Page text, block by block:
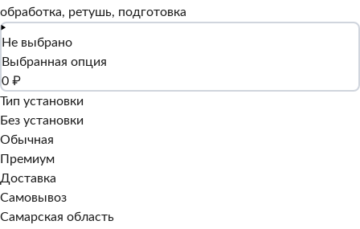
обработка, ретушь, подготовка
Не выбрано
Выбранная опция
0 ₽
Тип установки
Без установки
Обычная
Премиум
Доставка
Самовывоз
Самарская область